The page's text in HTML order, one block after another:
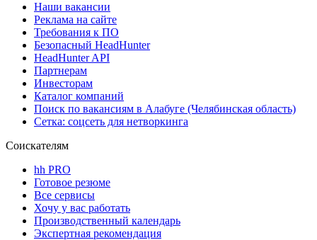
Наши вакансии
Реклама на сайте
Требования к ПО
Безопасный HeadHunter
HeadHunter API
Партнерам
Инвесторам
Каталог компаний
Поиск по вакансиям в Алабуге (Челябинская область)
Сетка: соцсеть для нетворкинга
Соискателям
hh PRO
Готовое резюме
Все сервисы
Хочу у вас работать
Производственный календарь
Экспертная рекомендация